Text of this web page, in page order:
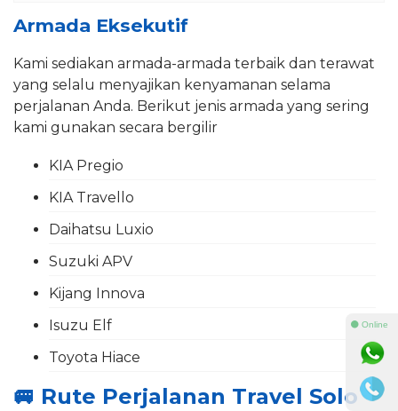
Armada Eksekutif
Kami sediakan armada-armada terbaik dan terawat
yang selalu menyajikan kenyamanan selama
perjalanan Anda. Berikut jenis armada yang sering
kami gunakan secara bergilir
KIA Pregio
KIA Travello
Daihatsu Luxio
Suzuki APV
Kijang Innova
Isuzu Elf
Toyota Hiace
🚐 Rute Perjalanan Travel Solo
⚫ Online